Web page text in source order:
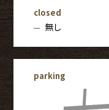
closed
無し
parking